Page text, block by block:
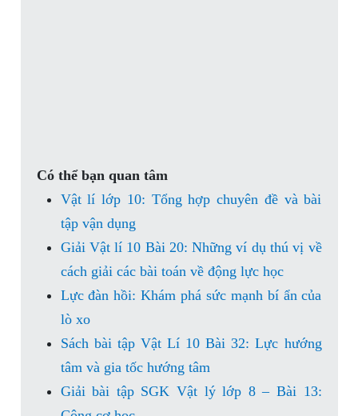
Có thể bạn quan tâm
Vật lí lớp 10: Tổng hợp chuyên đề và bài
tập vận dụng
Giải Vật lí 10 Bài 20: Những ví dụ thú vị về
cách giải các bài toán về động lực học
Lực đàn hồi: Khám phá sức mạnh bí ẩn của
lò xo
Sách bài tập Vật Lí 10 Bài 32: Lực hướng
tâm và gia tốc hướng tâm
Giải bài tập SGK Vật lý lớp 8 – Bài 13: